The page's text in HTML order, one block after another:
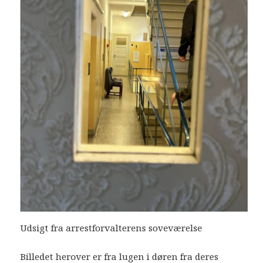
Udsigt fra arrestforvalterens soveværelse
Billedet herover er fra lugen i døren fra deres